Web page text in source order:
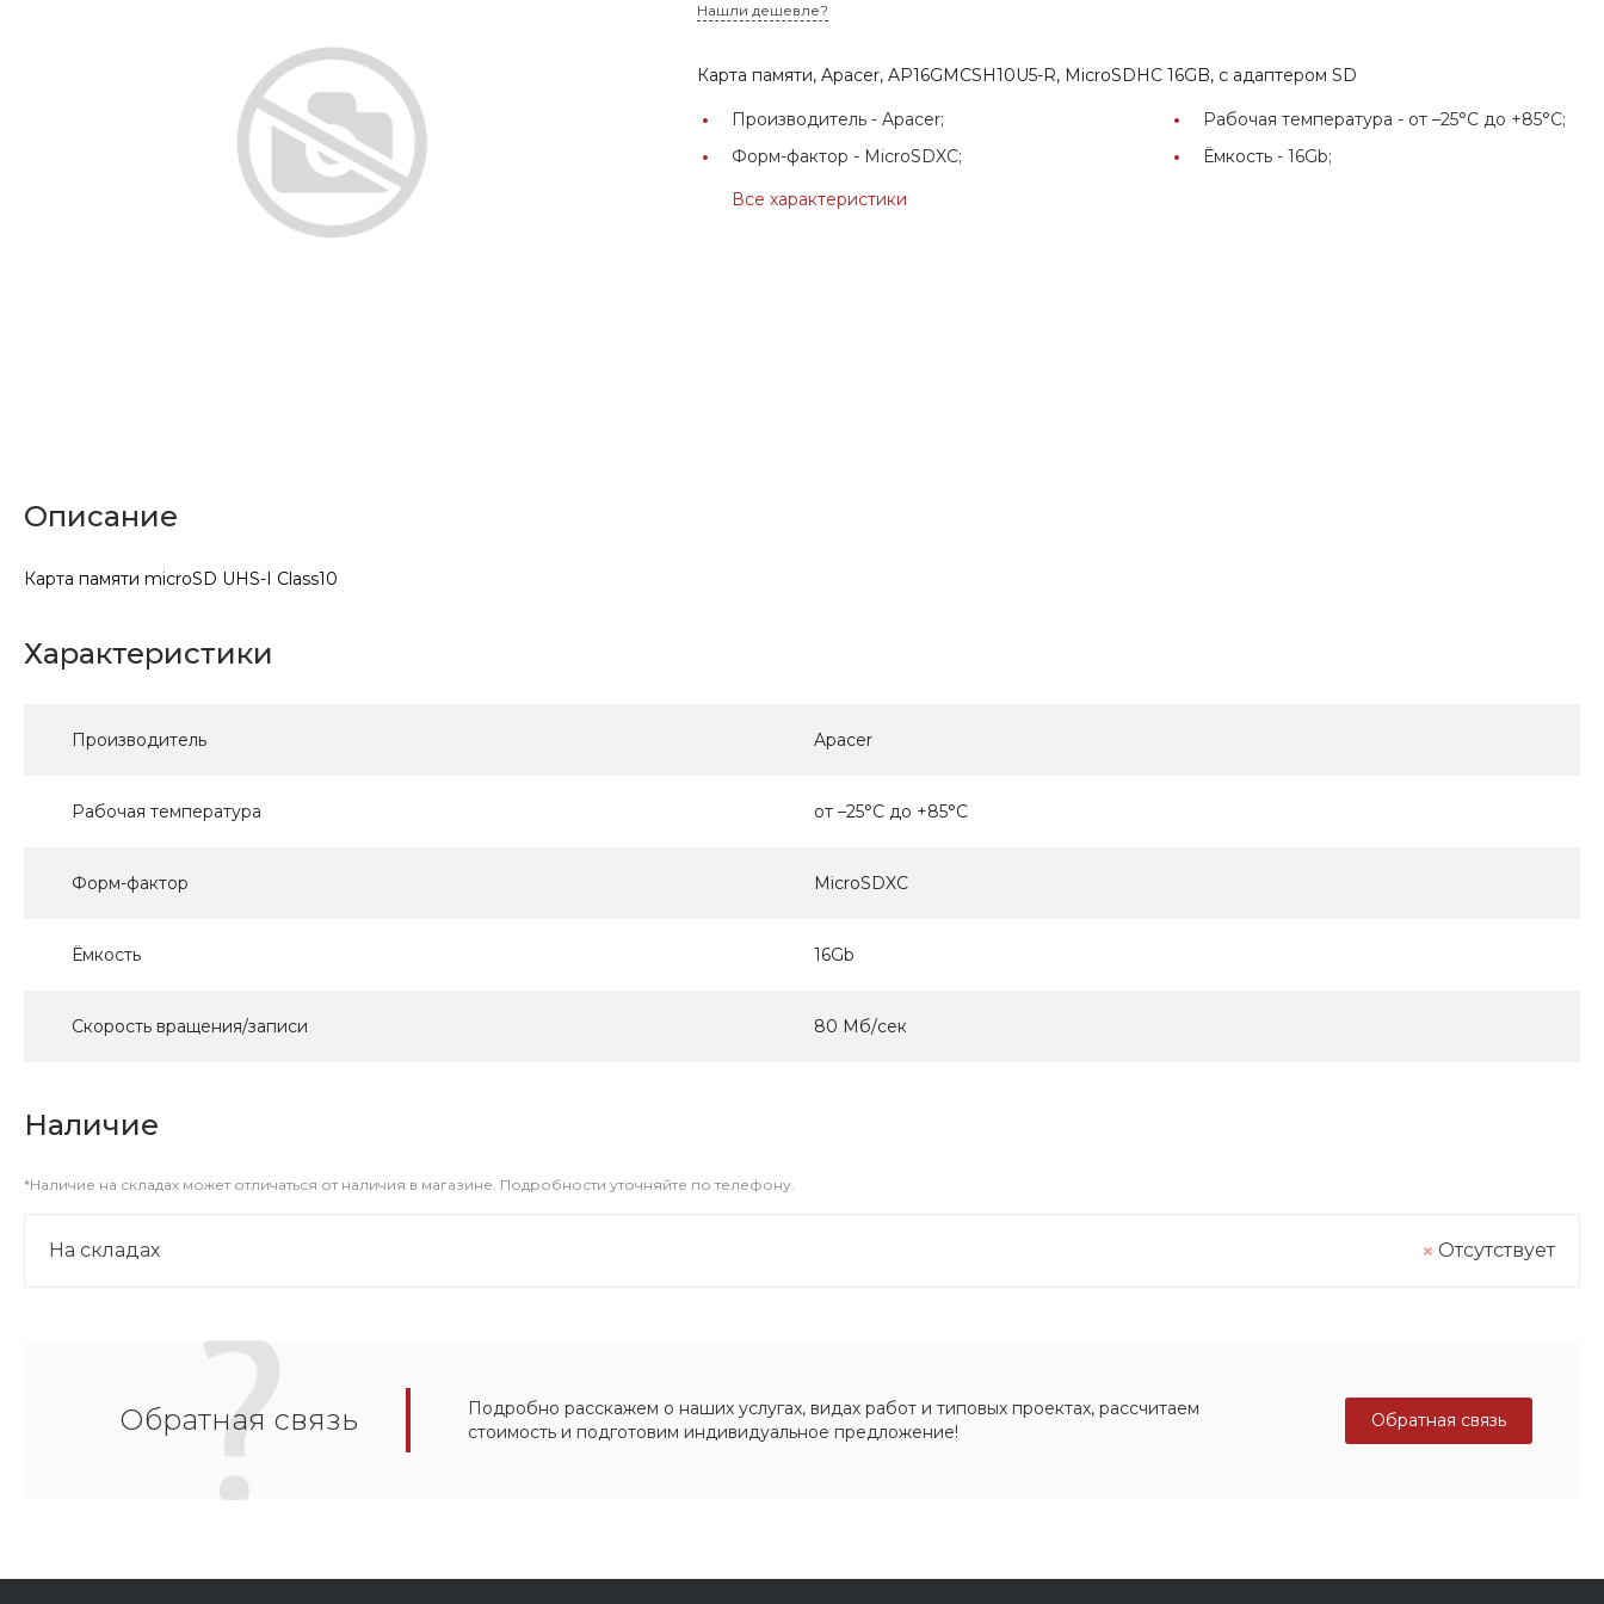
Нашли дешевле?
Карта памяти, Apacer, AP16GMCSH10U5-R, MicroSDHC 16GB, с адаптером SD
Производитель -Apacer; Рабочая температура - от –25°C до +85°C;
Форм-фактор - MicroSDXC; Ёмкость -16Gb;
Все характеристики
Описание
Карта памяти microSD UHS-I Class10
Характеристики
Производитель Apacer
Рабочая температура от –25°C до +85°C
Форм-фактор MicroSDXC
Ёмкость 16Gb
Скорость вращения/записи 80 Мб/сек
Наличие
*Наличие на складах может отличаться от наличия в магазине. Подробности уточняйте по телефону.
На складах Отсутствует
Обратная связь
Подробно расскажем о наших услугах, видах работ и типовых проектах, рассчитаем
стоимость и подготовим индивидуальное предложение!
Обратная связь